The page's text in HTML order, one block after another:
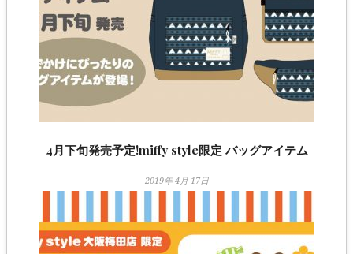
4月下旬発売予定!miffy style限定 バッグアイテム
2019年 4月 17日